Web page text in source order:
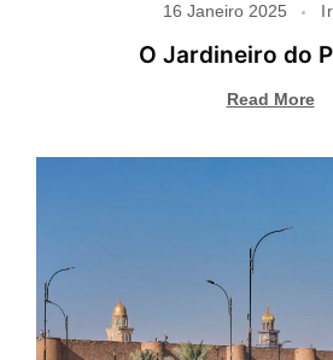
16 Janeiro 2025
O Jardineiro do
Read More